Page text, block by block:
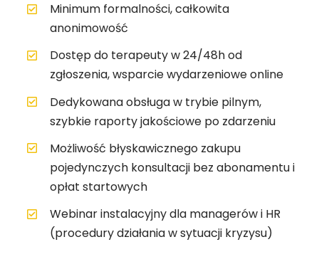
Minimum formalności, całkowita
anonimowość
Dostęp do terapeuty w 24/48h od
zgłoszenia, wsparcie wydarzeniowe online
Dedykowana obsługa w trybie pilnym,
szybkie raporty jakościowe po zdarzeniu
Możliwość błyskawicznego zakupu
pojedynczych konsultacji bez abonamentu i
opłat startowych
Webinar instalacyjny dla managerów i HR
(procedury działania w sytuacji kryzysu)